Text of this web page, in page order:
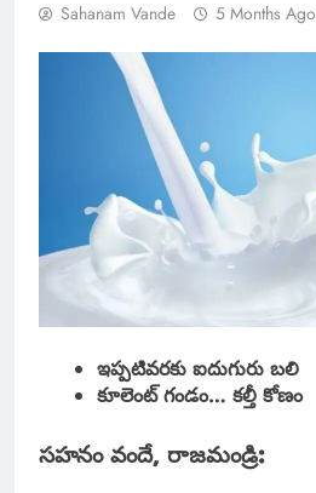
Sahanam Vande 5 Months Ago
ఇప్పటివరకు ఐదుగురు బలి
కూలెంట్ గండం… కల్తీ కోణం
సహనం వందే, రాజమండ్రి: